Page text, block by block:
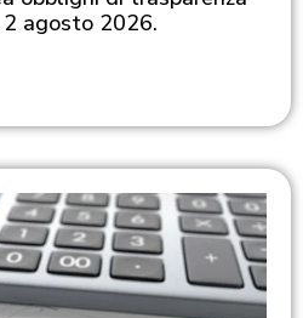
agosto 2026.